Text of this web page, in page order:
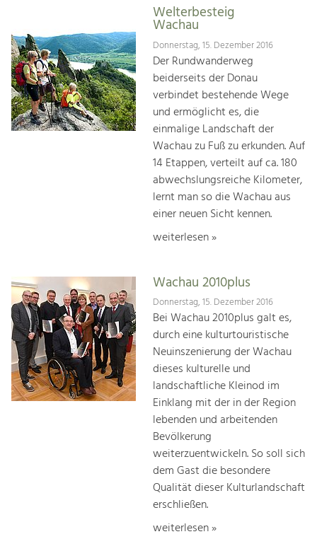
Welterbesteig
Wachau
Donnerstag, 15. Dezember 2016
Der Rundwanderweg
beiderseits der Donau
verbindet bestehende Wege
und ermöglicht es, die
einmalige Landschaft der
Wachau zu Fuß zu erkunden. Auf
14 Etappen, verteilt auf ca. 180
abwechslungsreiche Kilometer,
lernt man so die Wachau aus
einer neuen Sicht kennen.
weiterlesen »
Wachau 2010plus
Donnerstag, 15. Dezember 2016
Bei Wachau 2010plus galt es,
durch eine kulturtouristische
Neuinszenierung der Wachau
dieses kulturelle und
landschaftliche Kleinod im
Einklang mit der in der Region
lebenden und arbeitenden
Bevölkerung
weiterzuentwickeln. So soll sich
dem Gast die besondere
Qualität dieser Kulturlandschaft
erschließen.
weiterlesen »